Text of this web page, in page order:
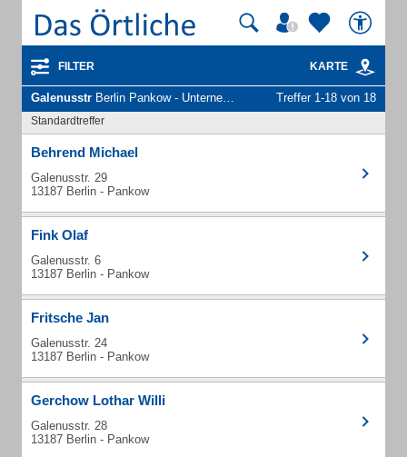
FILTER KARTE
Galenusstr Berlin Pankow - Unternehmen und Personen Treffer 1-18 von 18
Standardtreffer
Behrend Michael
Galenusstr. 29
13187 Berlin - Pankow
Fink Olaf
Galenusstr. 6
13187 Berlin - Pankow
Fritsche Jan
Galenusstr. 24
13187 Berlin - Pankow
Gerchow Lothar Willi
Galenusstr. 28
13187 Berlin - Pankow